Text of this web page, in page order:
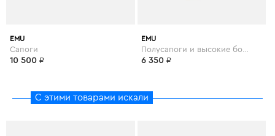
EMU
Сапоги
10 500 ₽
EMU
Полусапоги и высокие ботинки
6 350 ₽
С этими товарами искали